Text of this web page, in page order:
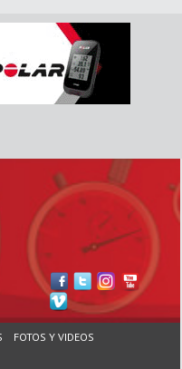
FOTOS Y VIDEOS